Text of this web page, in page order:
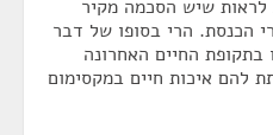
לראות שיש הסכמה מקיר
הכנסת. הרי בסופו של דבר
בתקופת החיים האחרונה
להם איכות חיים במקסימום